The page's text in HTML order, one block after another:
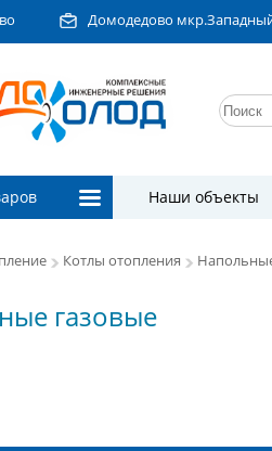
Домодедово
Наши объекты
Котлы отопления
газовые